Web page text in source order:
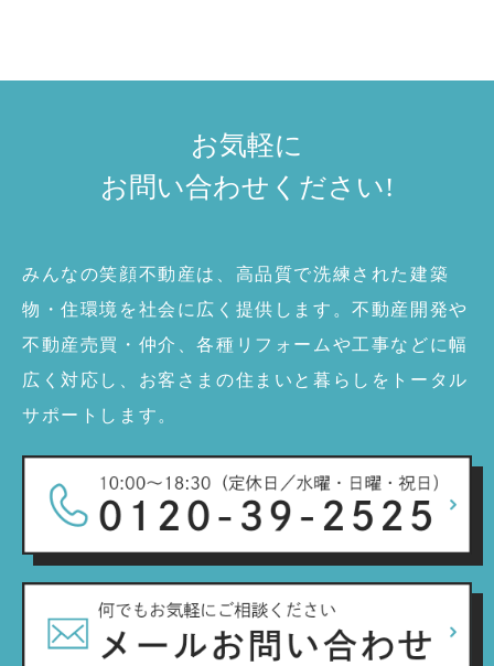
お気軽に
お問い合わせ ください!
みんなの笑顔不動産は、高品質で洗練された建築
物・住環境を社会に広く提供します。不動産開発や
不動産売買・仲介、各種リフォームや工事などに幅
広く対応し、お客さまの住まいと暮らしをトータル
サポートします。